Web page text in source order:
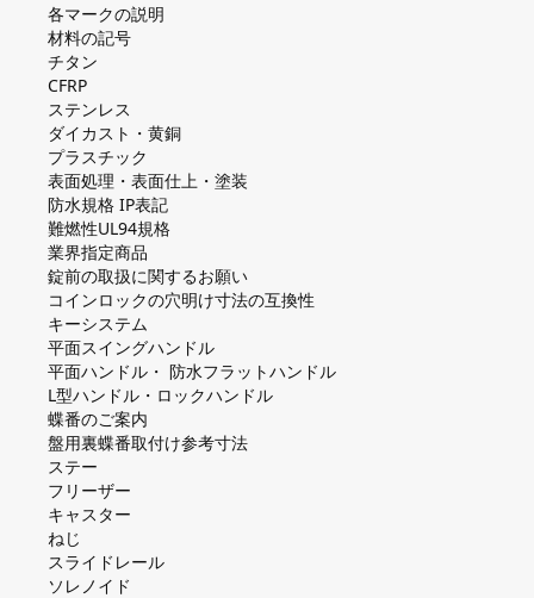
各マークの説明
材料の記号
チタン
CFRP
ステンレス
ダイカスト・⻩銅
プラスチック
表面処理・表面仕上・塗装
防⽔規格 IP表記
難燃性UL94規格
業界指定商品
錠前の取扱に関するお願い
コインロックの⽳明け⼨法の互換性
キーシステム
平⾯スイングハンドル
平⾯ハンドル・ 防⽔フラットハンドル
L型ハンドル・ロックハンドル
蝶番のご案内
盤⽤裏蝶番取付け参考⼨法
ステー
フリーザー
キャスター
ねじ
スライドレール
ソレノイド